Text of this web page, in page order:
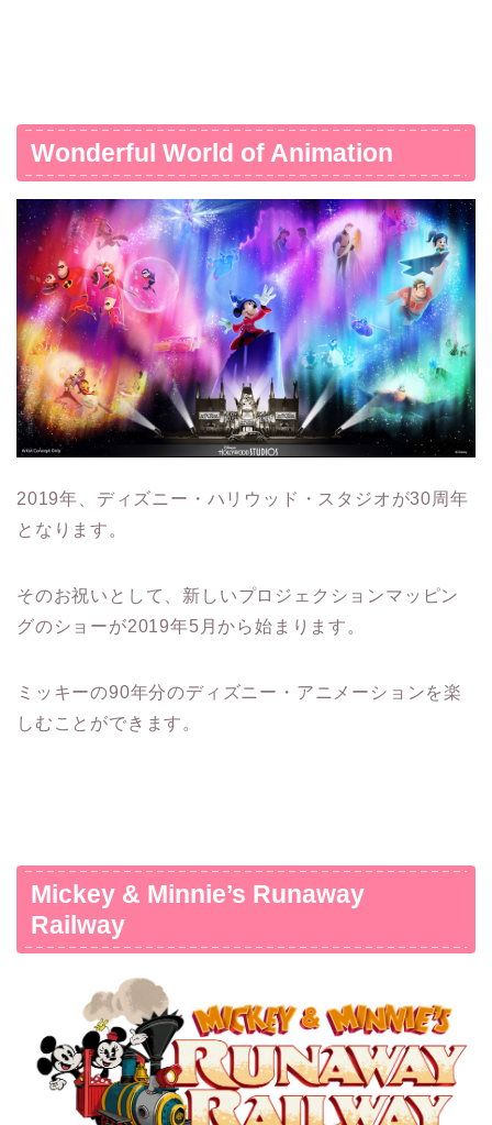
Wonderful World of Animation
2019年、ディズニー・ハリウッド・スタジオが30周年
となります。
そのお祝いとして、新しいプロジェクションマッピン
グのショーが2019年5月から始まります。
ミッキーの90年分のディズニー・アニメーションを楽
しむことができます。
Mickey & Minnie’s Runaway
Railway